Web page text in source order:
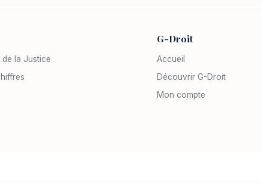
de la Justice
G-Droit
Accueil
Découvrir G-Droit
Mon compte